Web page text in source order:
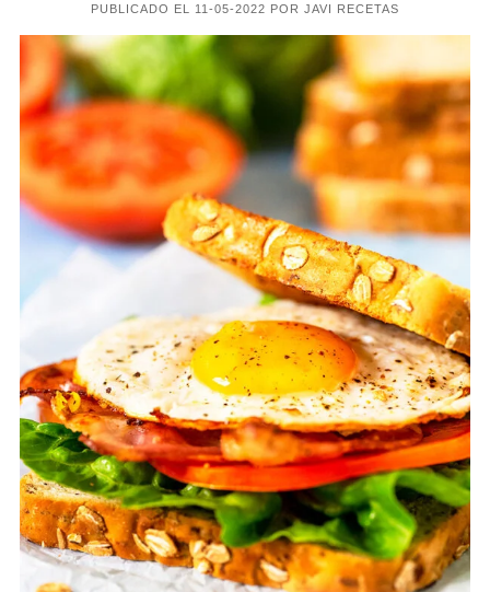
PUBLICADO EL 11-05-2022 POR JAVI RECETAS